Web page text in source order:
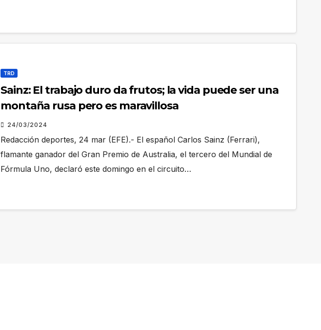
TRD
Sainz: El trabajo duro da frutos; la vida puede ser una
montaña rusa pero es maravillosa
24/03/2024
Redacción deportes, 24 mar (EFE).- El español Carlos Sainz (Ferrari),
flamante ganador del Gran Premio de Australia, el tercero del Mundial de
Fórmula Uno, declaró este domingo en el circuito…